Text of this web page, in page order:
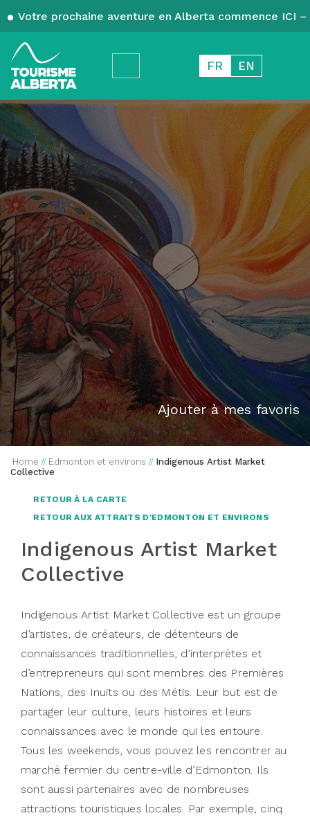
Votre prochaine aventure en Alberta commence ICI
FR EN
Ajouter à mes favoris
Home // Edmonton et environs // Indigenous Artist Market
Collective
RETOUR À LA CARTE
RETOUR AUX ATTRAITS D'EDMONTON ET ENVIRONS
Indigenous Artist Market
Collective
Indigenous Artist Market Collective est un groupe
d’artistes, de créateurs, de détenteurs de
connaissances traditionnelles, d’interprètes et
d’entrepreneurs qui sont membres des Premières
Nations, des Inuits ou des Métis. Leur but est de
partager leur culture, leurs histoires et leurs
connaissances avec le monde qui les entoure.
Tous les weekends, vous pouvez les rencontrer au
marché fermier du centre-ville d’Edmonton. Ils
sont aussi partenaires avec de nombreuses
attractions touristiques locales. Par exemple, cinq